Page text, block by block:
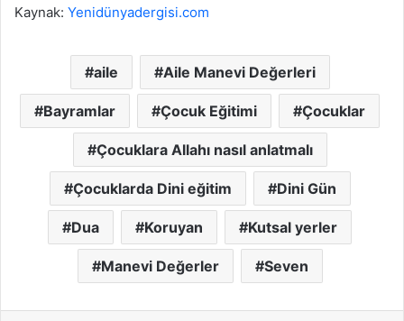
Kaynak: Yenidünyadergisi.com
aile Aile Manevi Değerleri
Bayramlar Çocuk Eğitimi Çocuklar
Çocuklara Allahı nasıl anlatmalı
Çocuklarda Dini eğitim Dini Gün
Dua Koruyan Kutsal yerler
Manevi Değerler Seven